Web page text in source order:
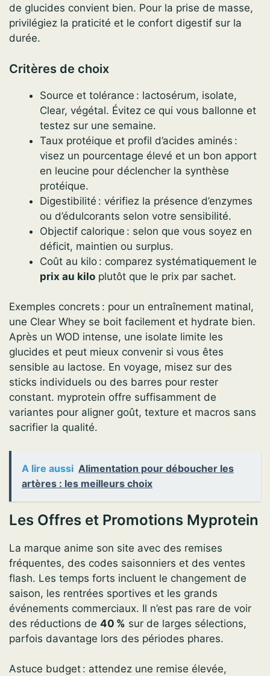
de glucides convient bien. Pour la prise de masse,
privilégiez la praticité et le confort digestif sur la
durée.
Critères de choix
Source et tolérance : lactosérum, isolate,
Clear, végétal. Évitez ce qui vous ballonne et
testez sur une semaine.
Taux protéique et profil d’acides aminés :
visez un pourcentage élevé et un bon apport
en leucine pour déclencher la synthèse
protéique.
Digestibilité : vérifiez la présence d’enzymes
ou d’édulcorants selon votre sensibilité.
Objectif calorique : selon que vous soyez en
déficit, maintien ou surplus.
Coût au kilo : comparez systématiquement le
prix au kilo plutôt que le prix par sachet.
Exemples concrets : pour un entraînement matinal,
une Clear Whey se boit facilement et hydrate bien.
Après un WOD intense, une isolate limite les
glucides et peut mieux convenir si vous êtes
sensible au lactose. En voyage, misez sur des
sticks individuels ou des barres pour rester
constant. myprotein offre suffisamment de
variantes pour aligner goût, texture et macros sans
sacrifier la qualité.
A lire aussi Alimentation pour déboucher les
artères : les meilleurs choix
Les Offres et Promotions Myprotein
La marque anime son site avec des remises
fréquentes, des codes saisonniers et des ventes
flash. Les temps forts incluent le changement de
saison, les rentrées sportives et les grands
événements commerciaux. Il n’est pas rare de voir
des réductions de 40 % sur de larges sélections,
parfois davantage lors des périodes phares.
Astuce budget : attendez une remise élevée,